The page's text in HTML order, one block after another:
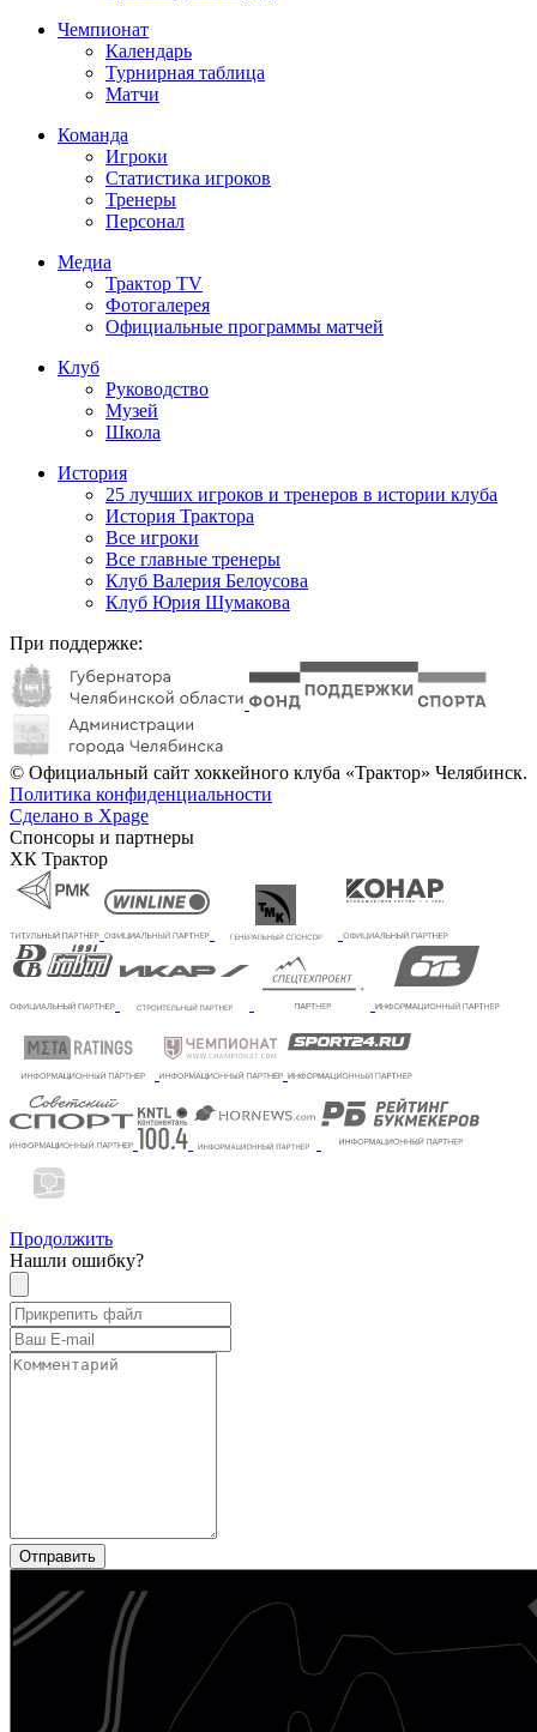
Чемпионат
Календарь
Турнирная таблица
Матчи
Команда
Игроки
Статистика игроков
Тренеры
Персонал
Медиа
Трактор TV
Фотогалерея
Официальные программы матчей
Клуб
Руководство
Музей
Школа
История
25 лучших игроков и тренеров в истории клуба
История Трактора
Все игроки
Все главные тренеры
Клуб Валерия Белоусова
Клуб Юрия Шумакова
При поддержке:
© Официальный сайт хоккейного клуба «Трактор» Челябинск.
Политика конфиденциальности
Сделано в Xpage
Спонсоры и партнеры
ХК Трактор
Продолжить
Нашли ошибку?